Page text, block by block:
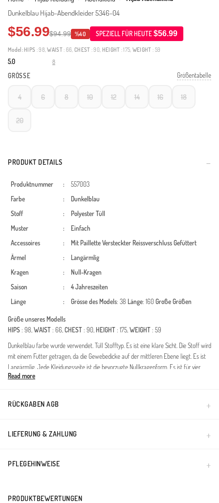
Dunkelblau Hijab-Abendkleider 5346-04
$56.99$94.99 %40 SPEZIELL FÜR HEUTE$56.99
Model: HIPS : 98,WAIST: 66,CHEST : 90, HEIGHT : 175, WEIGHT : 59
5.0 8
GRÖSSE Größentabelle
4 6 8 10 12 14 16 18
20
PRODUKT DETAILS
Produktnummer :
557003
Farbe
:
Dunkelblau
Stoff
: PolyesterTüll
Muster
:
Einfach
Accessoires
: Mit PailletteVersteckter ReissverschlussGefüttert
Ärmel
:
Langärmlig
Kragen
:
Null-Kragen
Saison
:
4 Jahreszeiten
Länge
: Grösse des Models: 38 Länge: 160Große Größen
Größe unseres Modells
HIPS: 98,WAIST: 66,CHEST: 90, HEIGHT: 175,WEIGHT: 59
Dunkelblau farbe wurde verwendet. Tüll Stofftyp. Es ist eine klare Sicht. Die Stoff wird
mit einem Futter getragen, da die Gewebedicke auf der mittleren Ebene liegt. Es ist
Langärmlig. Jede Kleidungsseite ist die bevorzugte Nullkragenform. Es ist für vier
Jahreszeiten geeignet. Große Größen Option ist verfügbar.
Read more
RÜCKGABEN AGB
LIEFERUNG & ZAHLUNG
PFLEGEHINWEISE
PRODUKTBEWERTUNGEN